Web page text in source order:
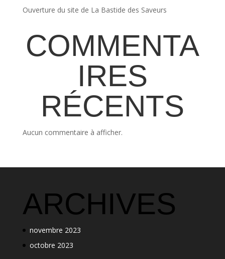
Ouverture du site de La Bastide des Saveurs
COMMENTA
IRES
RÉCENTS
Aucun commentaire à afficher.
ARCHIVES
novembre 2023
octobre 2023